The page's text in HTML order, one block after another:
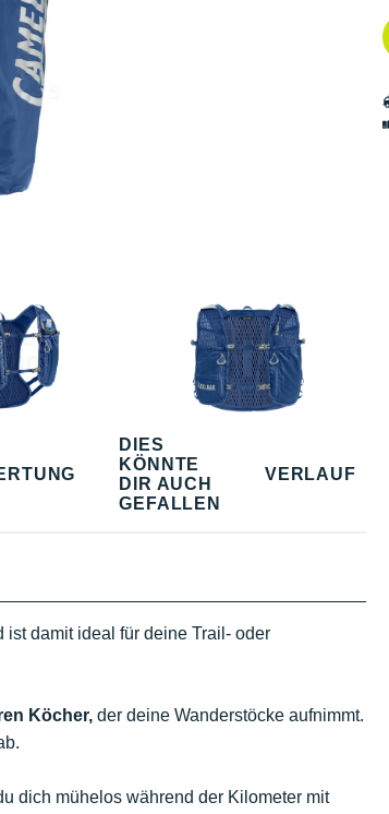
DIES
KÖNNTE
DIR AUCH
GEFALLEN
VERLAUF
ist damit ideal für deine Trail- oder
Köcher, der deine Wanderstöcke aufnimmt.
dich mühelos während der Kilometer mit